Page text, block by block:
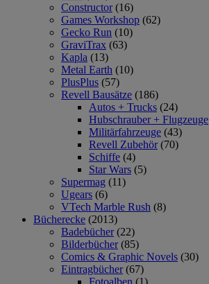
Constructor (16)
Games Workshop (62)
Gecko Run (10)
GraviTrax (63)
Kapla (13)
Metal Earth (10)
PlusPlus (57)
Revell Bausätze (186)
Autos + Trucks (24)
Hubschrauber + Flugzeuge
Militärfahrzeuge (43)
Revell Zubehör (70)
Schiffe (4)
Star Wars (5)
Supermag (11)
Ugears (6)
VTech Marble Rush (8)
Bücherecke (2013)
Badebücher (22)
Bilderbücher (85)
Comics & Graphic Novels (30)
Eintragbücher (67)
Fotoalben (1)